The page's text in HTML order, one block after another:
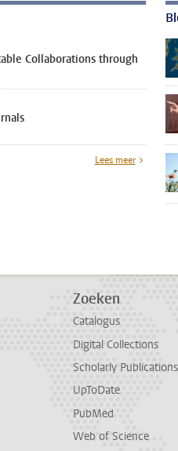
Collaborations through
Lees meer
Zoeken
Catalogus
Digital Collections
Scholarly Publications
UpToDate
PubMed
Web of Science